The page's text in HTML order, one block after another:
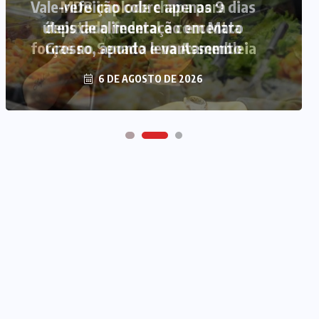
Vale-refeição cobre apenas 9 dias
úteis de alimentação em Mato
Grosso, aponta levantamento
6 DE AGOSTO DE 2026